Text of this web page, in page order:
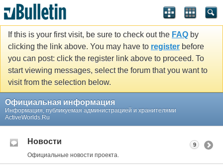
If this is your first visit, be sure to check out the FAQ by
clicking the link above. You may have to register before
you can post: click the register link above to proceed. To
start viewing messages, select the forum that you want to
visit from the selection below.
Официальная информация
Информация, публикуемая администрацией и хранителями
ActiveWorlds.Ru
Новости
Официальные новости проекта.
9